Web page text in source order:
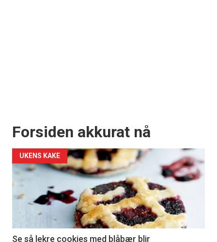
Forsiden akkurat nå
UKENS KAKE
Se så lekre cookies med blåbær blir